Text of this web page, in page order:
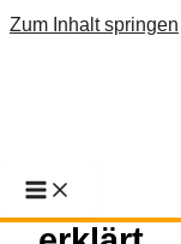
Zum Inhalt springen